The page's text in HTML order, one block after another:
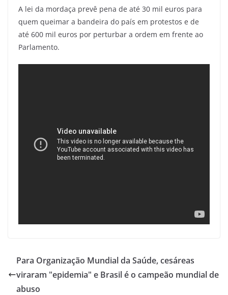
A lei da mordaça prevê pena de até 30 mil euros para
quem queimar a bandeira do país em protestos e de
até 600 mil euros por perturbar a ordem em frente ao
Parlamento.
Para Organização Mundial da Saúde, cesáreas
viraram "epidemia" e Brasil é o campeão mundial de
abuso